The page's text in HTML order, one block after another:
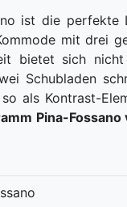
ist die
mit drei
bietet sich
Schubladen
als Kontrast-
Pina-Fossano